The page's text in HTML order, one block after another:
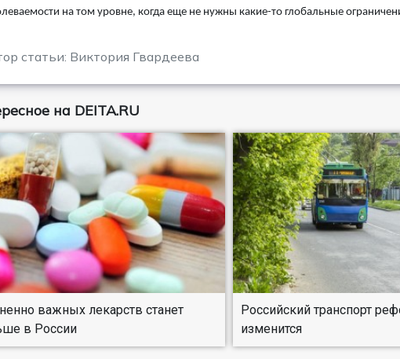
на том уровне, когда еще не нужны какие-то глобальные
статьи: Виктория Гвардеева
на DEITA.RU
важных лекарств станет
в России
Российский транспорт
изменится